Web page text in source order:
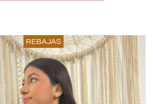
REBAJAS